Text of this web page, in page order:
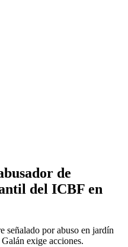
de
del ICBF en
señalado por abuso en jardín
exige acciones.